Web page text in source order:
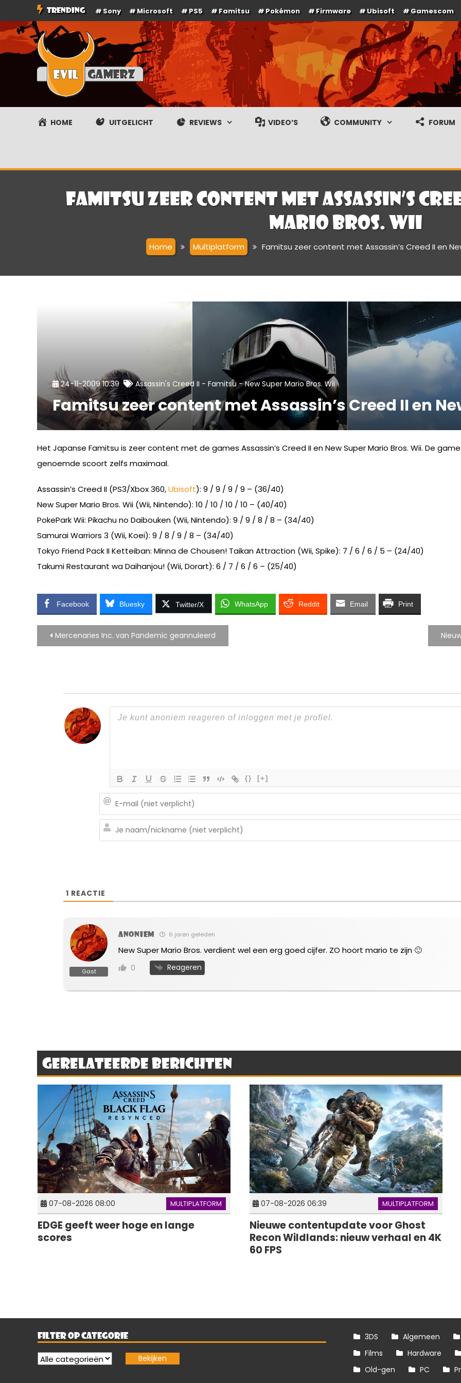
naar
de
TRENDING Sony Microsoft PS5 Famitsu Pokémon Firmware Ubisoft Gamescom
Evilgamerz
Het meest interessante game nieuws, reviews, coverage en gameplay streams
HOME UITGELICHT REVIEWS VIDEO’S COMMUNITY FORUM
Famitsu zeer content met Assassin’s
Mario Bros. Wii
Home Multiplatform Famitsu zeer content met Assassin’s Creed II en
24-11-2009 10:39 Assassin's Creed II - Famitsu-New Super Mario Bros. Wii
Famitsu zeer content met Assassin’s Creed II en
Het Japanse Famitsu is zeer content met de games Assassin’s Creed II en New Super Mario Bros. Wii. De
genoemde scoort zelfs maximaal.
Assassin’s Creed II (PS3/Xbox 360,Ubisoft): 9 / 9 / 9 / 9 – (36/40)
New Super Mario Bros. Wii (Wii, Nintendo): 10 / 10 / 10 / 10 – (40/40)
PokePark Wii: Pikachu no Daibouken (Wii, Nintendo): 9 / 9 / 8 / 8 – (34/40)
Samurai Warriors 3 (Wii, Koei): 9 / 8 / 9 / 8 – (34/40)
Tokyo Friend Pack II Ketteiban: Minna de Chousen! Taikan Attraction (Wii, Spike): 7 / 6 / 6 / 5 – (24/40)
Takumi Restaurant wa Daihanjou! (Wii, Dorart): 6 / 7 / 6 / 6 – (25/40)
Facebook Bluesky Twitter/X WhatsApp Reddit Email Print
Bericht
Mercenaries Inc. van Pandemic geannuleerd
{} [+]
1 REACTIE
Gast
Anoniem 6 jaren geleden
New Super Mario Bros. verdient wel een erg goed cijfer. ZO hoort mario te zijn 🙂
0 Reageren
Gerelateerde berichten
07-08-2026 08:00 MULTIPLATFORM
EDGE geeft weer hoge en lange
scores
07-08-2026 06:39 MULTIPLATFORM
Nieuwe contentupdate voor Ghost
Recon Wildlands: nieuw verhaal en 4K
60 FPS
FILTER OP CATEGORIE 3DS Algemeen
Films
Hardware
Old-gen
PC